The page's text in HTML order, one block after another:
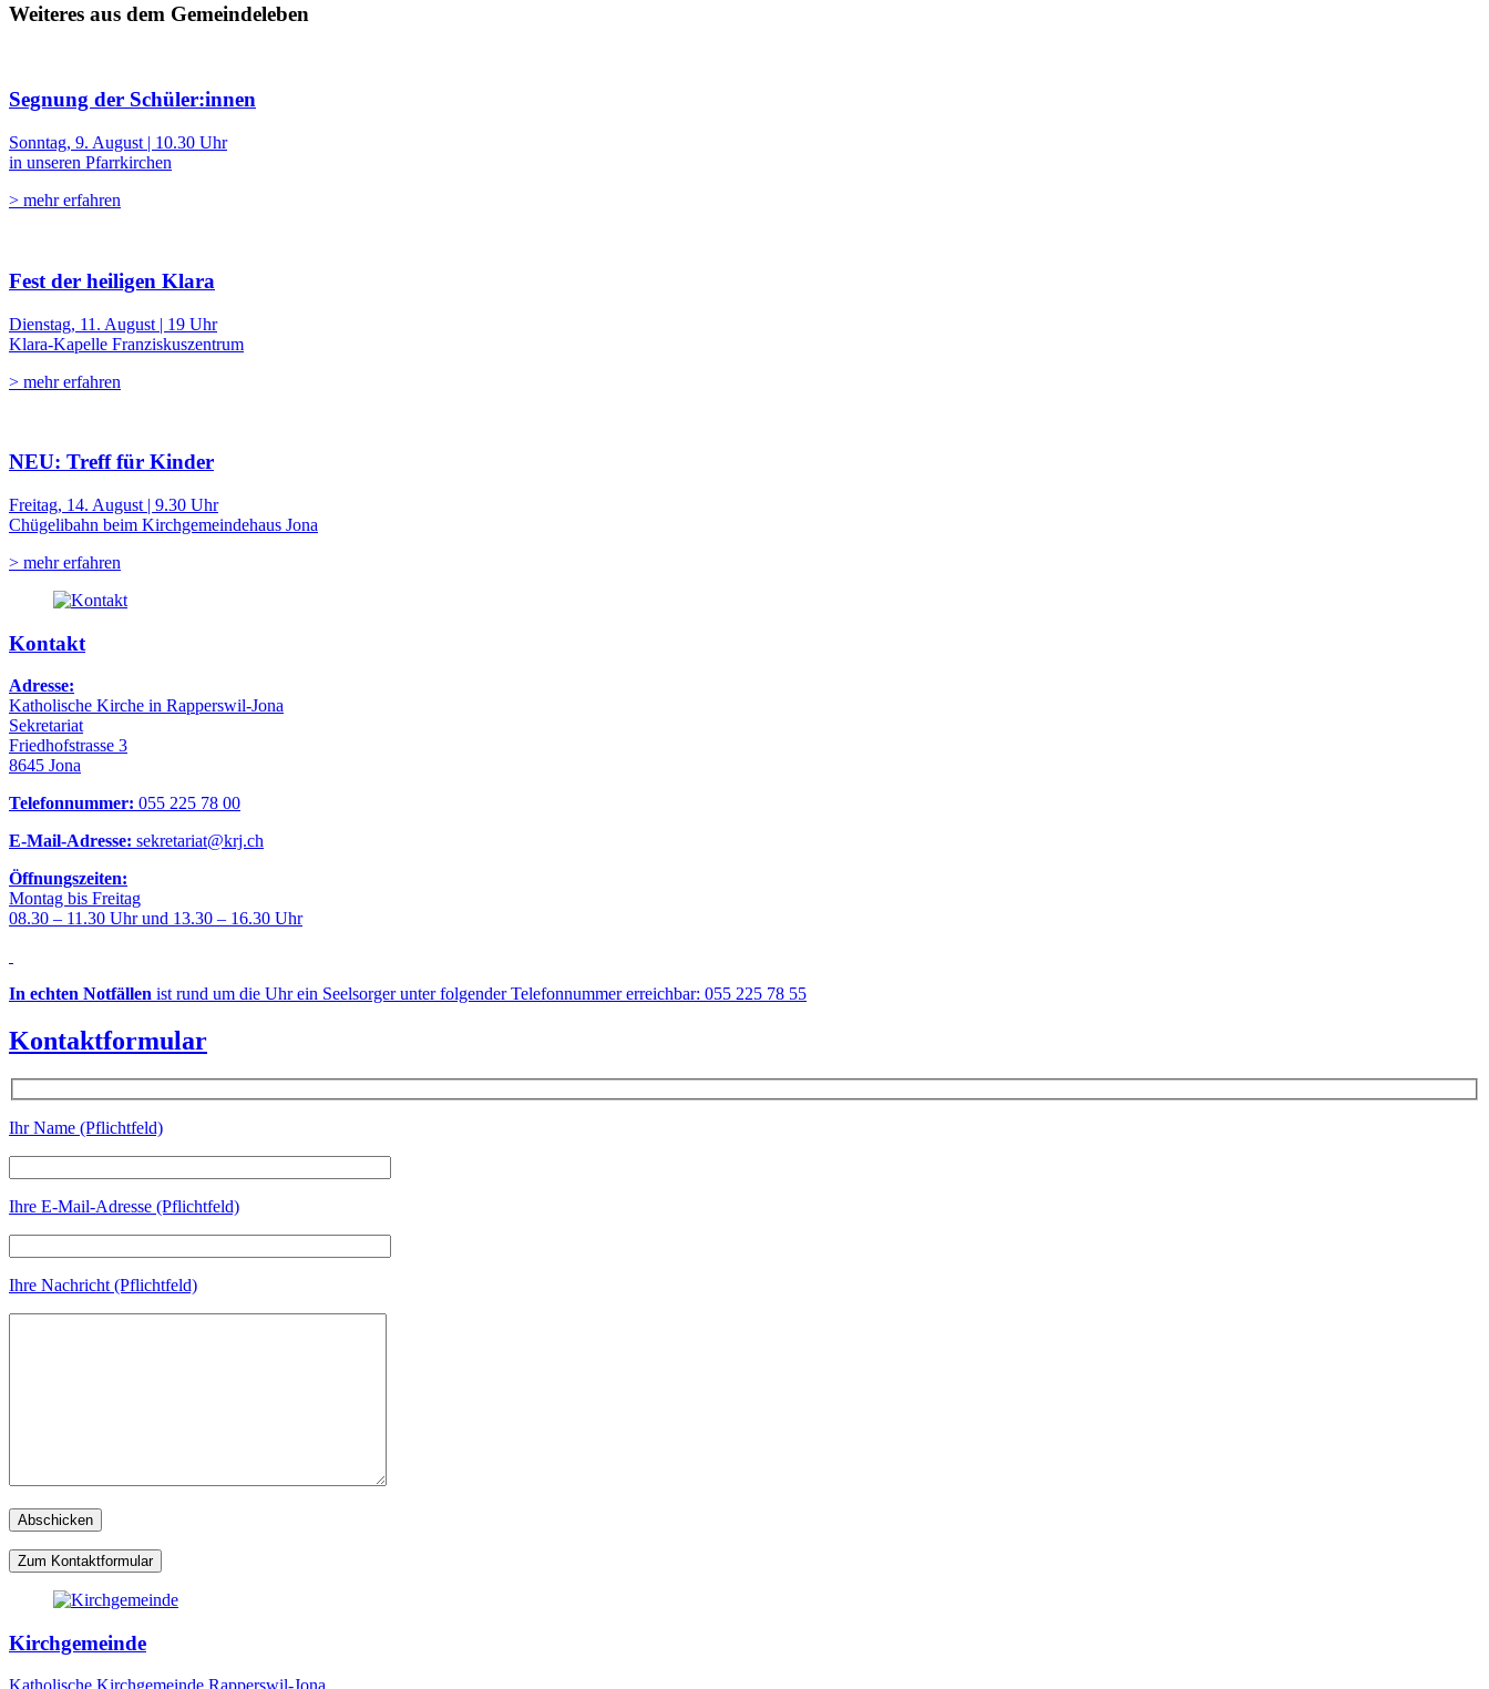
Weiteres aus dem Gemeindeleben
Segnung der Schüler:innen
Sonntag, 9. August | 10.30 Uhr
in unseren Pfarrkirchen
> mehr erfahren
Fest der heiligen Klara
Dienstag, 11. August | 19 Uhr
Klara-Kapelle Franziskuszentrum
> mehr erfahren
NEU: Treff für Kinder
Freitag, 14. August | 9.30 Uhr
Chügelibahn beim Kirchgemeindehaus Jona
> mehr erfahren
Kontakt
Adresse:
Katholische Kirche in Rapperswil-Jona
Sekretariat
Friedhofstrasse 3
8645 Jona
Telefonnummer: 055 225 78 00
E-Mail-Adresse: sekretariat@krj.ch
Öffnungszeiten:
Montag bis Freitag
08.30 – 11.30 Uhr und 13.30 – 16.30 Uhr
In echten Notfällen ist rund um die Uhr ein Seelsorger unter folgender Telefonnummer erreichbar: 055 225 78 55
Kontaktformular
Ihr Name (Pflichtfeld)
Ihre E-Mail-Adresse (Pflichtfeld)
Ihre Nachricht (Pflichtfeld)
Zum Kontaktformular
Kirchgemeinde